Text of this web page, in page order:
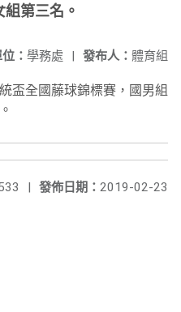
第三名。
發布人： 體育組
： 學務處 |
盃全國藤球錦標賽，國男組
發佈日期： 2019-02-23
|